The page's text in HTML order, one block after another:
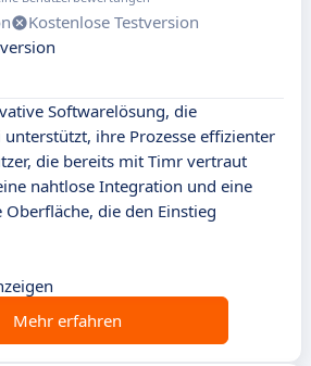
Kostenlose Testversion
Softwarelösung, die
ihre Prozesse effizienter
die bereits mit Timr vertraut
nahtlose Integration und eine
die den Einstieg
Mehr erfahren